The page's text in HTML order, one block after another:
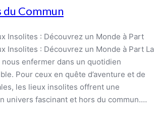
Commun
Insolites : Découvrez un Monde à Part
Insolites : Découvrez un Monde à Part La
enfermer dans un quotidien
Pour ceux en quête d’aventure et de
les lieux insolites offrent une
univers fascinant et hors du commun.…